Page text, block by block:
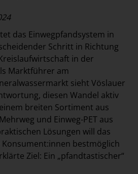
das Einwegpfandsystem in
Schritt in Richtung
in der
Marktführer am
sieht Vöslauer
diesen Wandel aktiv
breiten Sortiment aus
und Einweg-PET aus
Lösungen will das
bestmöglich
Ziel: Ein „pfandtastischer“